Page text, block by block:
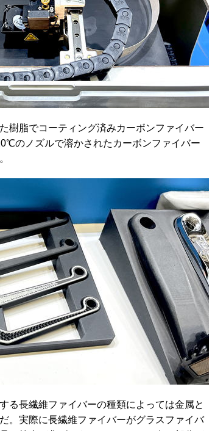
樹脂でコーティング済みカーボンファイバー
のノズルで溶かされたカーボンファイバー
る長繊維ファイバーの種類によっては金属と
。実際に長繊維ファイバーがグラスファイバ